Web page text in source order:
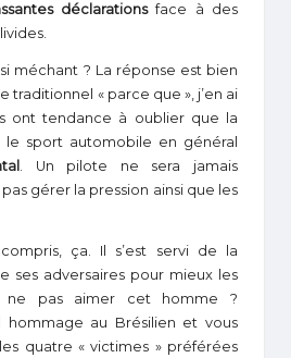
déclarationsface à des
méchant ? La réponse est bien
traditionnel « parce que », j’en ai
ont tendance à oublier que la
le sport automobile en général
. Un pilote ne sera jamais
gérer la pression ainsi que les
ça. Il s’est servi de la
ses adversaires pour mieux les
ne pas aimer cet homme ?
hommage au Brésilien et vous
quatre « victimes » préférées